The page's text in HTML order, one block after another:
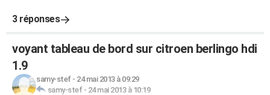
3 réponses
voyant tableau de bord sur citroen berlingo hdi
1.9
samy-stef- 24 mai 2013 à 09:29
samy-stef- 24 mai 2013 à 10:19